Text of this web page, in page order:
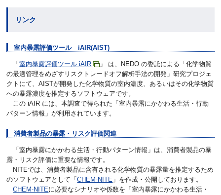
リンク
室内暴露評価ツール iAIR(AIST)
「室内暴露評価ツール iAIR
」 は、NEDO の委託による「化学物質
の最適管理をめざすリスクトレードオフ解析手法の開発」研究プロジェ
クトにて、AISTが開発した化学物質の室内濃度、あるいはその化学物質
への暴露濃度を推定するソフトウェアです。
この iAIR には、本調査で得られた「室内暴露にかかわる生活・行動
パターン情報」が利用されています。
消費者製品の暴露・リスク評価関連
「室内暴露にかかわる生活・行動パターン情報」は、消費者製品の暴
露・リスク評価に重要な情報です。
NITEでは、消費者製品に含有される化学物質の暴露量を推定するため
のソフトウェアとして「CHEM-NITE 」を作成・公開しております。
CHEM-NITEに必要なシナリオや係数を「室内暴露にかかわる生活・